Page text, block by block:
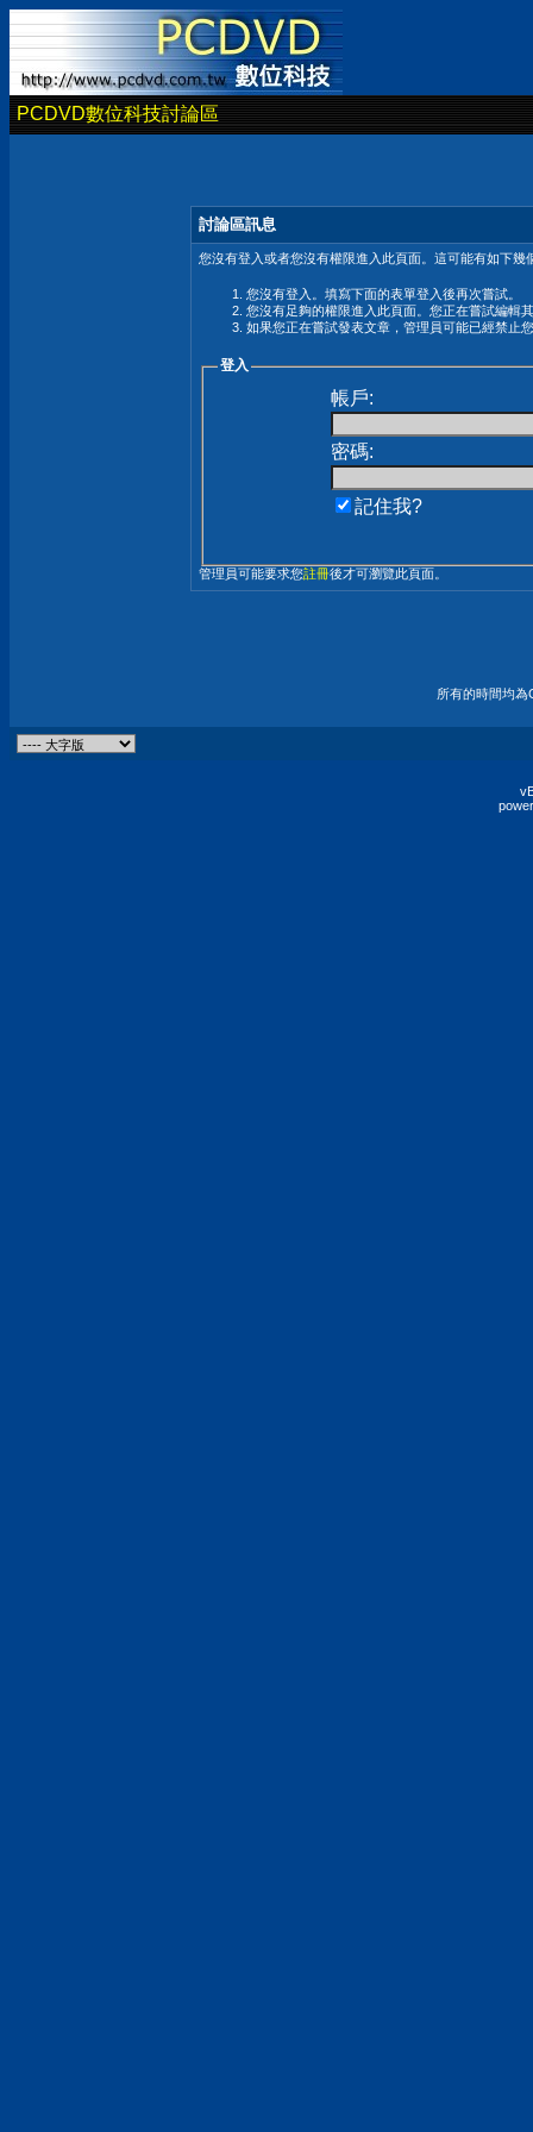
PCDVD數位科技討論區
討論區訊息
您沒有登入或者您沒有權限進入此頁面。這可能有如下幾
您沒有登入。填寫下面的表單登入後再次嘗試。
您沒有足夠的權限進入此頁面。您正在嘗試編輯
如果您正在嘗試發表文章，管理員可能已經禁止
登入
帳戶:
密碼:
記住我?
管理員可能要求您註冊後才可瀏覽此頁面。
所有的時間均為